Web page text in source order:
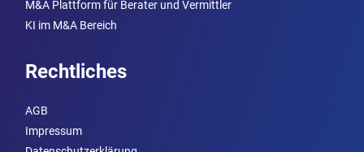
M&A Plattform für Berater und Vermittler
KI im M&A Bereich
Rechtliches
AGB
Impressum